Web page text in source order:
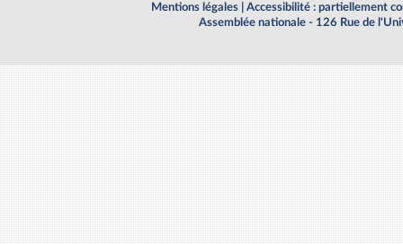
Mentions légales
Accessibilité : partiellement
Assemblée nationale - 126 Rue de